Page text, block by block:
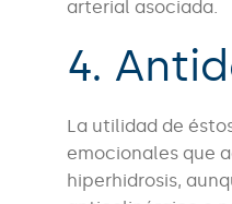
arterial asociada.
4.
La utilidad de
emocionales que
hiperhidrosis,